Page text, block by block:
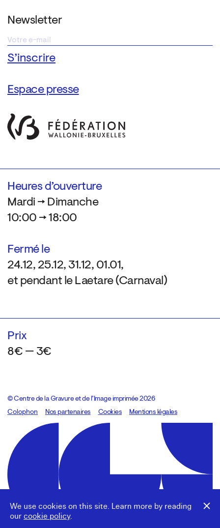
We use cookies on this site. Learn more by reading
our cookie policy.
Newsletter
Espace presse
Heures d’ouverture
Mardi → Dimanche
10:00 → 18:00
Fermé le
24.12, 25.12, 31.12, 01.01,
et pendant le Laetare (Carnaval)
Prix
8€ — 3€
© Centre de la Gravure et de l’Image imprimée 2026
Colophon
Design:Marcel Kaczmarek, code:8080.studio
Nos partenaires Cookies Mentions légales